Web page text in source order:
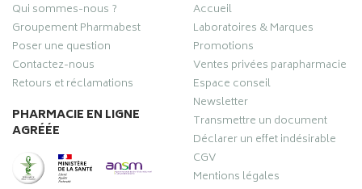
Qui sommes-nous ?
Groupement Pharmabest
Poser une question
Contactez-nous
Retours et réclamations
PHARMACIE EN LIGNE
AGRÉÉE
Accueil
Laboratoires & Marques
Promotions
Ventes privées parapharmacie
Espace conseil
Newsletter
Transmettre un document
Déclarer un effet indésirable
CGV
Mentions légales